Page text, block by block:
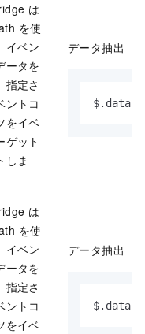
は
を使
イベン
ータを
指定さ
ントコ
をイベ
ゲット
しま
データ抽出
は
を使
イベン
ータを
指定さ
ントコ
をイベ
データ抽出